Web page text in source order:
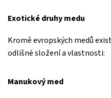
Exotické druhy medu
Kromě evropských medů
odlišné složení a vlastnosti:
Manukový med